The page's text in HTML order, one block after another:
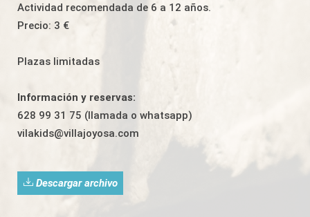
Actividad recomendada de 6 a 12 años.
Precio: 3 €
Plazas limitadas
Información y reservas:
628 99 31 75 (llamada o whatsapp)
vilakids@villajoyosa.com
Descargar archivo